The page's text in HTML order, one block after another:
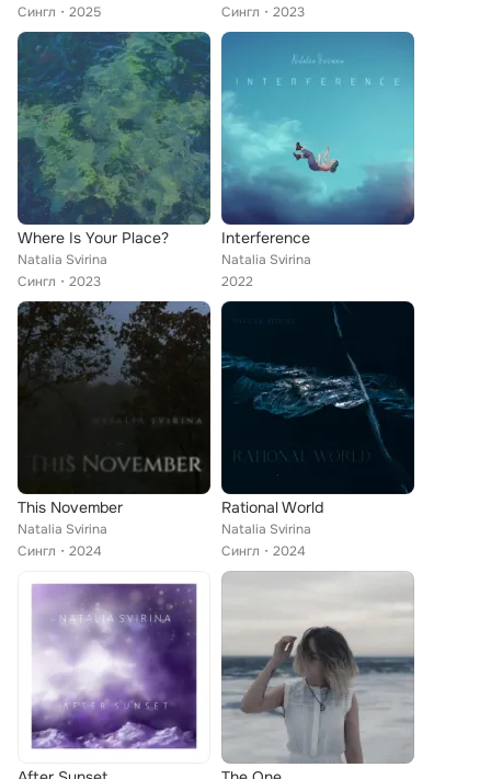
Сингл
2025
Сингл
2023
Where Is Your Place?
Natalia Svirina
Сингл
2023
Interference
Natalia Svirina
2022
This November
Natalia Svirina
Сингл
2024
Rational World
Natalia Svirina
Сингл
2024